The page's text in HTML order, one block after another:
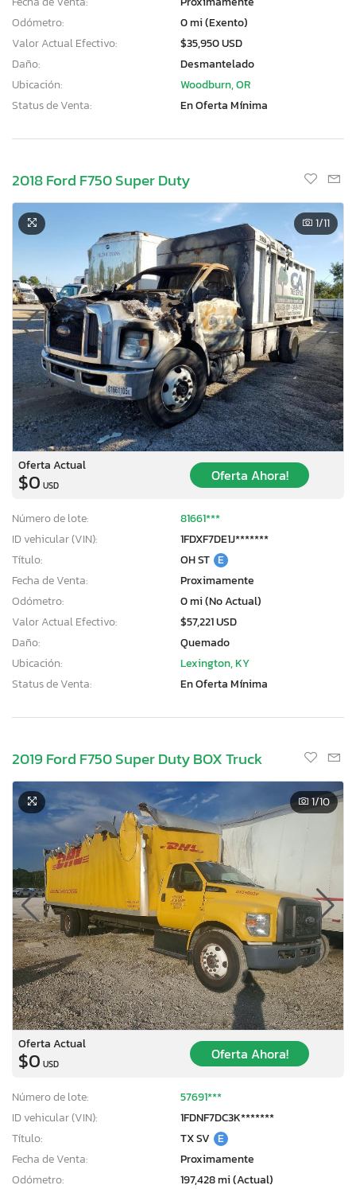
Odómetro:
0 mi (Exento)
Valor Actual Efectivo:
$35,950 USD
Daño:
Desmantelado
Ubicación:
Woodburn, OR
Status de Venta:
En Oferta Mínima
2018 Ford F750 Super Duty
1/11
Oferta Actual
$0 USD
Oferta Ahora!
Número de lote:
81661***
ID vehicular (VIN):
1FDXF7DE1J*******
Título:
OH ST E
Fecha de Venta:
Proximamente
Odómetro:
0 mi (No Actual)
Valor Actual Efectivo:
$57,221 USD
Daño:
Quemado
Ubicación:
Lexington, KY
Status de Venta:
En Oferta Mínima
2019 Ford F750 Super Duty BOX Truck
1/10
Oferta Actual
$0 USD
Oferta Ahora!
Número de lote:
57691***
ID vehicular (VIN):
1FDNF7DC3K*******
Título:
TX SV E
Fecha de Venta:
Proximamente
Odómetro:
197,428 mi (Actual)